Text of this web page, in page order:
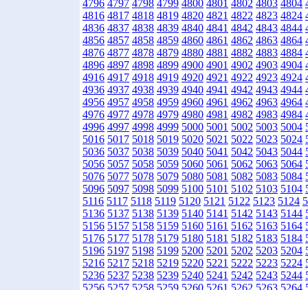
4796 4797 4798 4799 4800 4801 4802 4803 4804
4816 4817 4818 4819 4820 4821 4822 4823 4824
4836 4837 4838 4839 4840 4841 4842 4843 4844
4856 4857 4858 4859 4860 4861 4862 4863 4864
4876 4877 4878 4879 4880 4881 4882 4883 4884
4896 4897 4898 4899 4900 4901 4902 4903 4904
4916 4917 4918 4919 4920 4921 4922 4923 4924
4936 4937 4938 4939 4940 4941 4942 4943 4944
4956 4957 4958 4959 4960 4961 4962 4963 4964
4976 4977 4978 4979 4980 4981 4982 4983 4984
4996 4997 4998 4999 5000 5001 5002 5003 5004
5016 5017 5018 5019 5020 5021 5022 5023 5024
5036 5037 5038 5039 5040 5041 5042 5043 5044
5056 5057 5058 5059 5060 5061 5062 5063 5064
5076 5077 5078 5079 5080 5081 5082 5083 5084
5096 5097 5098 5099 5100 5101 5102 5103 5104
5116 5117 5118 5119 5120 5121 5122 5123 5124
5136 5137 5138 5139 5140 5141 5142 5143 5144
5156 5157 5158 5159 5160 5161 5162 5163 5164
5176 5177 5178 5179 5180 5181 5182 5183 5184
5196 5197 5198 5199 5200 5201 5202 5203 5204
5216 5217 5218 5219 5220 5221 5222 5223 5224
5236 5237 5238 5239 5240 5241 5242 5243 5244
5256 5257 5258 5259 5260 5261 5262 5263 5264